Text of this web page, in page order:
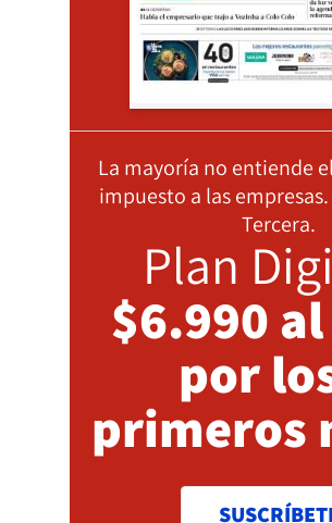
La mayoría no entiende
impuesto a las
Tercera.
Plan
$6.990
por
primeros